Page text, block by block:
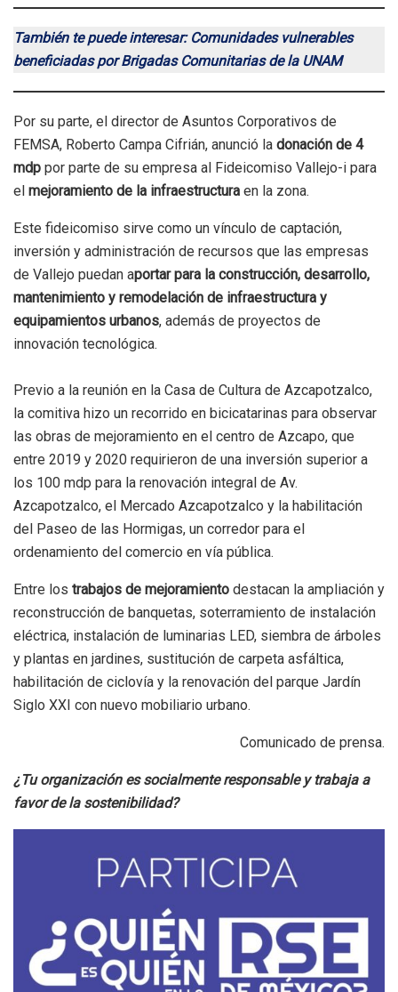
También te puede interesar: Comunidades vulnerables
beneficiadas por Brigadas Comunitarias de la UNAM
Por su parte, el director de Asuntos Corporativos de
FEMSA, Roberto Campa Cifrián, anunció la donación de 4
mdp por parte de su empresa al Fideicomiso Vallejo-i para
el mejoramiento de la infraestructura en la zona.
Este fideicomiso sirve como un vínculo de captación,
inversión y administración de recursos que las empresas
de Vallejo puedan aportar para la construcción, desarrollo,
mantenimiento y remodelación de infraestructura y
equipamientos urbanos, además de proyectos de
innovación tecnológica.
Previo a la reunión en la Casa de Cultura de Azcapotzalco,
la comitiva hizo un recorrido en bicicatarinas para observar
las obras de mejoramiento en el centro de Azcapo, que
entre 2019 y 2020 requirieron de una inversión superior a
los 100 mdp para la renovación integral de Av.
Azcapotzalco, el Mercado Azcapotzalco y la habilitación
del Paseo de las Hormigas, un corredor para el
ordenamiento del comercio en vía pública.
Entre los trabajos de mejoramiento destacan la ampliación y
reconstrucción de banquetas, soterramiento de instalación
eléctrica, instalación de luminarias LED, siembra de árboles
y plantas en jardines, sustitución de carpeta asfáltica,
habilitación de ciclovía y la renovación del parque Jardín
Siglo XXI con nuevo mobiliario urbano.
Comunicado de prensa.
¿Tu organización es socialmente responsable y trabaja a
favor de la sostenibilidad?